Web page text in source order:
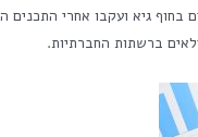
בחוף גיא ועקבו אחרי התכנים
ברשתות החברתיות.